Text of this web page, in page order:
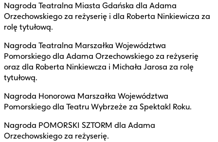
Nagroda Teatralna Miasta Gdańska dla Adama
Orzechowskiego za reżyserię i dla Roberta Ninkiewicza za
rolę tytułową.
Nagroda Teatralna Marszałka Województwa
Pomorskiego dla Adama Orzechowskiego za reżyserię
oraz dla Roberta Ninkiewcza i Michała Jarosa za rolę
tytułową.
Nagroda Honorowa Marszałka Województwa
Pomorskiego dla Teatru Wybrzeże za Spektakl Roku.
Nagroda POMORSKI SZTORM dla Adama
Orzechowskiego za reżyserię.